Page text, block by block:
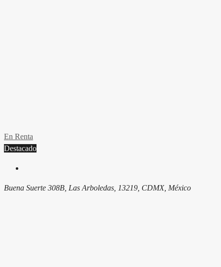
En Renta
Destacado
Buena Suerte 308B, Las Arboledas, 13219, CDMX, México